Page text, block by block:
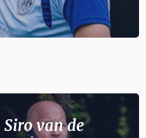
Siro van de